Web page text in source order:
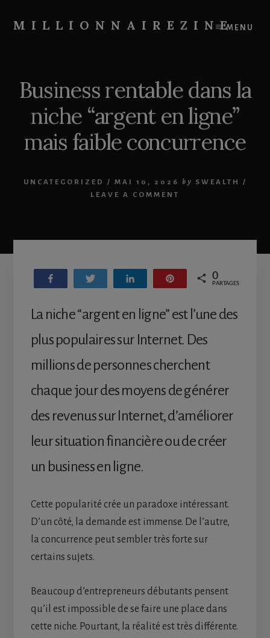
content
primary
MILLIONNAIREZINE
devenir
riche
MENU
Business rentable dans la
niche “argent en ligne”
mais faible concurrence
UNCATEGORIZED / MAI 10, 2026 by SWEALTH
/
LEAVE A COMMENT
Partagez Tweetez Partagez Enregistrer
0
PARTAGES
La niche “argent en ligne” est l’une des
plus populaires sur Internet. Des
millions de personnes cherchent
chaque jour des moyens de générer
des revenus sur Internet, d’améliorer
leur situation financière ou de créer
un business en ligne.
Cette popularité crée un paradoxe intéressant.
D’un côté, la demande est immense. De l’autre,
la concurrence peut sembler très forte sur
certains sujets.
Beaucoup d’entrepreneurs débutants pensent
qu’il est impossible de se faire une place dans
cette niche. Pourtant, la réalité est très différente.